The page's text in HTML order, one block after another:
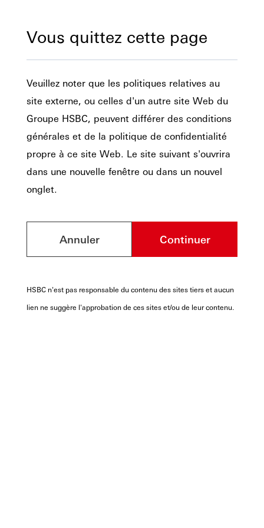
Vous quittez cette page
Veuillez noter que les politiques relatives au
site externe, ou celles d'un autre site Web du
Groupe HSBC, peuvent différer des conditions
générales et de la politique de confidentialité
propre à ce site Web. Le site suivant s'ouvrira
dans une nouvelle fenêtre ou dans un nouvel
onglet.
Annuler Continuer
HSBC n'est pas responsable du contenu des sites tiers et aucun
lien ne suggère l'approbation de ces sites et/ou de leur contenu.